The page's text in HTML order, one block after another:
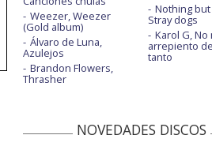
Weezer, Weezer
(Gold album)
Álvaro de Luna,
Azulejos
Brandon Flowers,
Thrasher
Nothing
Stray dogs
Karol G, No
arrepiento
tanto
NOVEDADES DISCOS